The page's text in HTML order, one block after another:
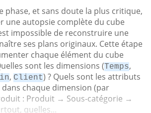
phase, et sans doute la plus critique,
une autopsie complète du cube
impossible de reconstruire une
ses plans originaux. Cette étape
chaque élément du cube
sont les dimensions (Temps,
, Client) ? Quels sont les attributs
chaque dimension (par
: Produit → Sous-catégorie →
quelles...